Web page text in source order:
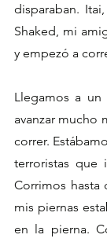
disparaban.
Shaked, mi
y empezó a
Llegamos a
avanzar mucho
correr.
terroristas que
Corrimos hasta
mis piernas
en la pierna.